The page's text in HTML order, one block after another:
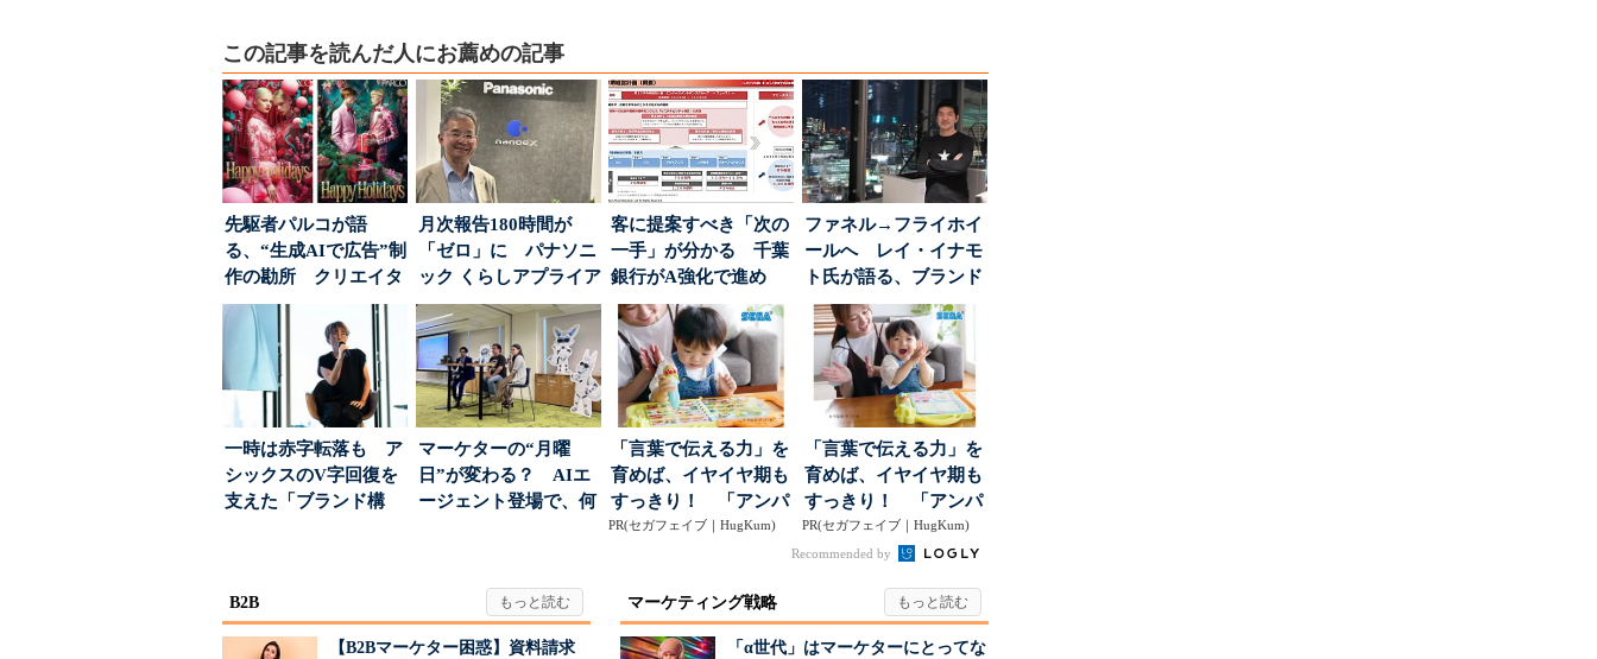
この記事を読んだ人にお薦めの記事
先駆者パルコが語
る、“生成AIで広告”制
作の勘所 クリエイタ
ーに残る「重要な役
割...
月次報告180時間が
「ゼロ」に パナソニ
ック くらしアプライア
ンス社が挑んだVo...
客に提案すべき「次の
一手」が分かる 千葉
銀行がA強化で進め
る“One to On...
ファネル→フライホイ
ールへ レイ・イナモ
ト氏が語る、ブランド
が「信頼」を得るた
め...
一時は赤字転落も ア
シックスのV字回復を
支えた「ブランド構
マーケターの“月曜
日”が変わる？ AIエ
ージェント登場で、何
「言葉で伝える力」を
育めば、イヤイヤ期も
すっきり！ 「アンパ
ンマン ことばずかん...
PR(セガフェイブ｜HugKum)
「言葉で伝える力」を
育めば、イヤイヤ期も
すっきり！ 「アンパ
ンマン ことばずかん...
PR(セガフェイブ｜HugKum)
Recommended by
B2B
【B2Bマーケター困惑】資料請求
マーケティング戦略
「α世代」はマーケターにとってな